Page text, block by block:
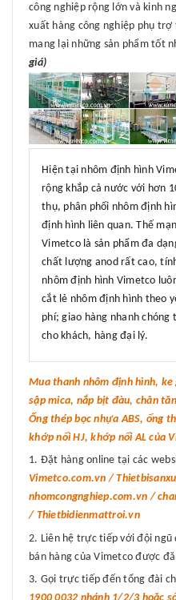
công nghiệp rộng lớn và kinh
xuất hàng công nghiệp phụ
mang lại những sản phẩm tốt
giá)
Hiện tại nhôm định hình
rộng khắp cả nước với hơn
thụ, phân phối nhôm định
định hình liên quan. Thế
Vimetco là sản phẩm đa
chất lượng anod rất cao,
nhôm định hình Vimetco
cắt lẻ nhôm định hình theo
phí; giao hàng nhanh
cho khách, hàng đại lý.
Mua thanh nhôm định hình,
sập mica, nắp bịt đàu, chân
Ống thép bọc nhựa ABS, ống
khớp nối HJ, khớp nối AL của
Đặt hàng online tại các
Vimetco.com.vn /
nhomcongnghiep.com.vn /
/ Thietbidienmattroi.vn
Liên hệ trực tiếp với đội
bán hàng của Vimetco được
Gọi trực tiếp đến tổng đài